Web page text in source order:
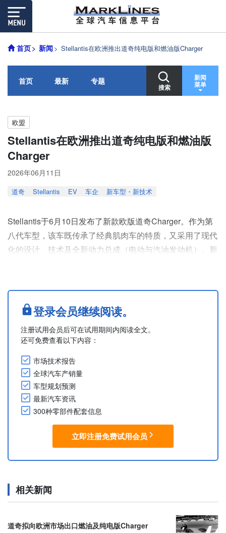
首页 新闻 Stellantis在欧洲推出道奇纯电版和燃油版Charger
首页 最新 专题
搜索
新闻
菜单
欧盟
Stellantis在欧洲推出道奇纯电版和燃油版
Charger
2026年06月11日
道奇 Stellantis EV 车企 新车型・新技术
Stellantis于6月10日发布了新款欧版道奇Charger。作为第
八代车型，该车既传承了经典肌肉车的特质，又采用了现代
化的设计、技术及全新动力总成（电动与汽油发动机）。新
纯电版Charger Daytona是迄今为止动力最强的版本。
Daytona Scat Pack的最大输出功率为670hp，0-60mph加
速时间为3.3秒，四分之一英里（约402.3m）加速时....
登录会员继续阅读。
注册试用会员后可在试用期间内阅读全文。
还可免费查看以下内容：
市场技术报告
全球汽车产销量
车型规划预测
最新汽车资讯
300种零部件配套信息
立即注册免费试用会员
相关新闻
道奇拟向欧洲市场出口燃油及纯电版Charger